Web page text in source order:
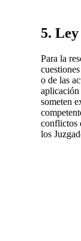
5.
Para la
o de las
aplicación
someten
conflictos
los